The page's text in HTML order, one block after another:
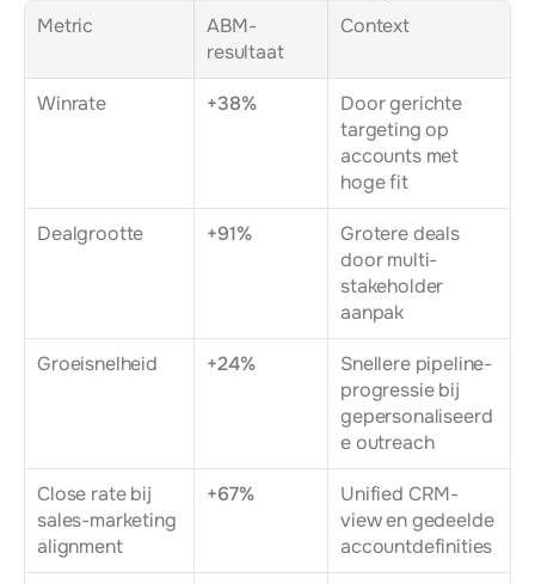
Metric
ABM-
resultaat
Context
Winrate +38%
Door gerichte
targeting op
accounts met
hoge fit
Dealgrootte +91%
Grotere deals
door multi-
stakeholder
aanpak
Groeisnelheid +24%
Snellere pipeline-
progressie bij
gepersonaliseerd
e outreach
Close rate bij
sales-marketing
alignment
+67%
Unified CRM-
view en gedeelde
accountdefinities